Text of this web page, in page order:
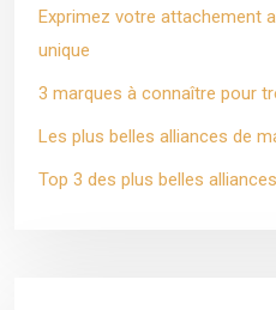
Exprimez votre attachement
unique
3 marques à connaître pour
Les plus belles alliances de
Top 3 des plus belles